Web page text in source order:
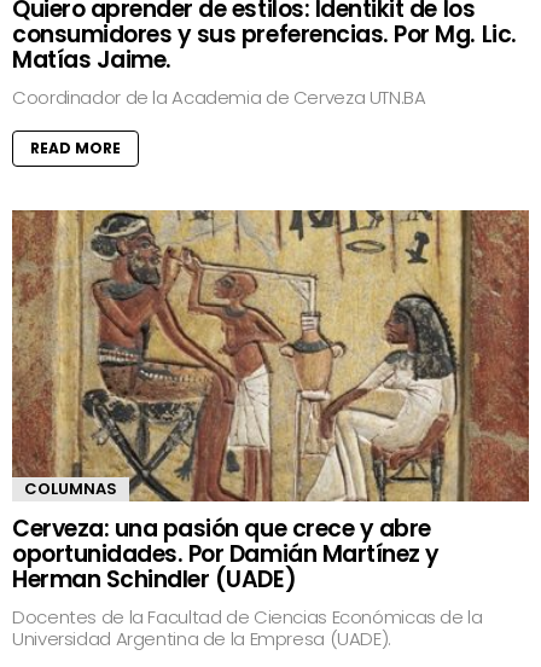
Quiero aprender de estilos: Identikit de los
consumidores y sus preferencias. Por Mg. Lic.
Matías Jaime.
Coordinador de la Academia de Cerveza UTN.BA
READ MORE
COLUMNAS
Cerveza: una pasión que crece y abre
oportunidades. Por Damián Martínez y
Herman Schindler (UADE)
Docentes de la Facultad de Ciencias Económicas de la
Universidad Argentina de la Empresa (UADE).